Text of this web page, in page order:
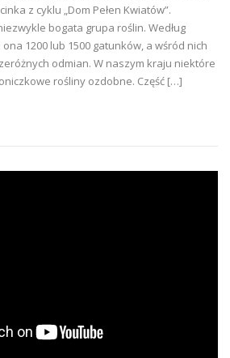
z cyklu „Dom Pełen Kwiatów”.
bogata grupa roślin. Według
1200 lub 1500 gatunków, a wśród nich
odmian. W naszym kraju niektóre
rośliny ozdobne. Część […]